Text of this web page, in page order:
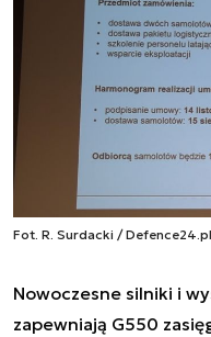
Fot. R. Surdacki / Defence24.pl
Nowoczesne silniki i
zapewniają G550